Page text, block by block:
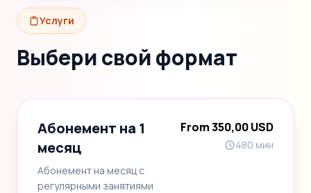
Услуги
Выбери свой формат
Абонемент на 1
месяц
Абонемент на месяц с
регулярными занятиями
From 350,00 USD
480 мин